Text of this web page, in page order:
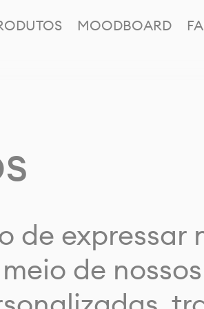
MOODBOARD
de expressar
de